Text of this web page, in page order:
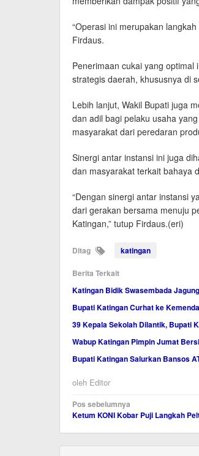
“Operasi ini merupakan
Firdaus.
Penerimaan cukai yang
strategis daerah, khususnya di
Lebih lanjut, Wakil Bupati juga
dan adil bagi pelaku usaha
masyarakat dari peredaran
Sinergi antar instansi ini juga
dan masyarakat terkait bahaya
“Dengan sinergi antar instansi
dari gerakan bersama menuju
Katingan,” tutup Firdaus.(eri)
Ditag katingan
Berita Terkait
Katingan Bidik Swasembada
Bupati Katingan Curhat ke
39 Kepala Sekolah Dilantik, Bupati
Wabup Katingan Pimpin Jumat
Bupati Katingan Salurkan Bansos
oleh Editor
Navigasi
pos
Pos sebelumnya
Ketum KONI Kobar Puji Langkah